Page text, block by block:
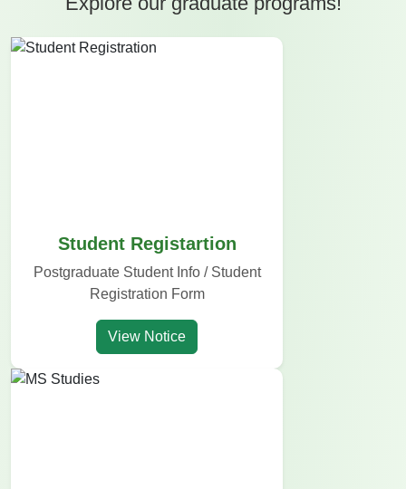
Student Registartion
Postgraduate Student Info / Student
Registration Form
View Notice